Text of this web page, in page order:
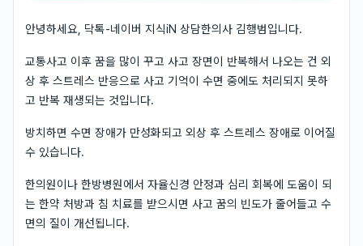
안녕하세요, 닥톡-네이버 지식iN 상담한의사 김행범입니다.
교통사고 이후 꿈을 많이 꾸고 사고 장면이 반복해서 나오는 건 외
상 후 스트레스 반응으로 사고 기억이 수면 중에도 처리되지 못하
고 반복 재생되는 것입니다.
방치하면 수면 장애가 만성화되고 외상 후 스트레스 장애로 이어질
수 있습니다.
한의원이나 한방병원에서 자율신경 안정과 심리 회복에 도움이 되
는 한약 처방과 침 치료를 받으시면 사고 꿈의 빈도가 줄어들고 수
면의 질이 개선됩니다.